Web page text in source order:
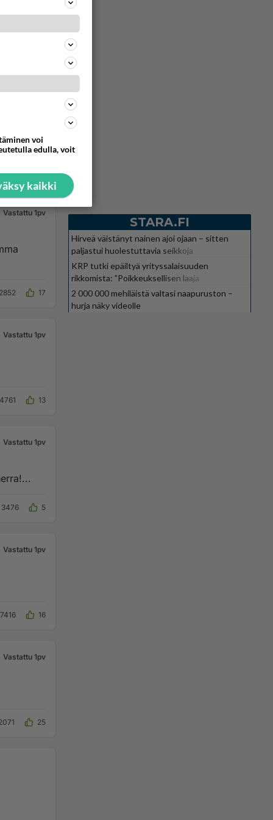
Vastattu 1pv
2852 17
Vastattu 1pv
4761 13
Vastattu 1pv
Jeesus on herra!...
3476 5
Vastattu 1pv
7416 16
Vastattu 1pv
25
STARA.FI
Hirveä väistänyt nainen ajoi ojaan – sitten
paljastui huolestuttavia seikkoja
KRP tutki epäiltyä yrityssalaisuuden
rikkomista: ”Poikkeuksellisen laaja
kokonaisuus”
2 000 000 mehiläistä valtasi naapuruston –
hurja näky videolle
voi
edulla, voit
kaikki